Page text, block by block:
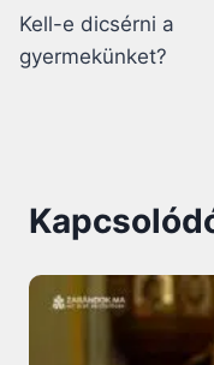
navigáció
Kell-e dicsérni a
gyermekünket?